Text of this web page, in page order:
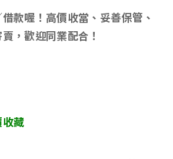
款喔！高價收當、妥善保管、
，歡迎同業配合！
收藏